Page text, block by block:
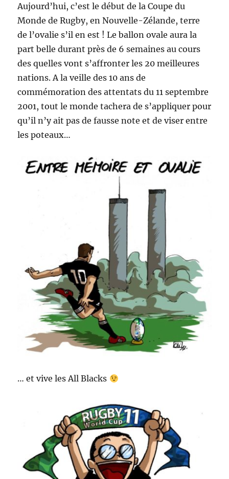
Aujourd’hui, c’est le début de la Coupe du
Monde de Rugby, en Nouvelle-Zélande, terre
de l’ovalie s’il en est ! Le ballon ovale aura la
part belle durant près de 6 semaines au cours
des quelles vont s’affronter les 20 meilleures
nations. A la veille des 10 ans de
commémoration des attentats du 11 septembre
2001, tout le monde tachera de s’appliquer pour
qu’il n’y ait pas de fausse note et de viser entre
les poteaux…
… et vive les All Blacks